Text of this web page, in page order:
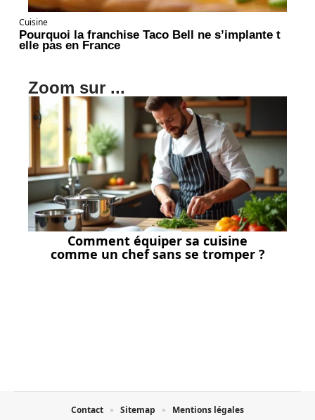
Cuisine
Pourquoi la franchise Taco Bell ne s’implante t
elle pas en France
Zoom sur ...
Comment équiper sa cuisine
comme un chef sans se tromper ?
Contact Sitemap Mentions légales